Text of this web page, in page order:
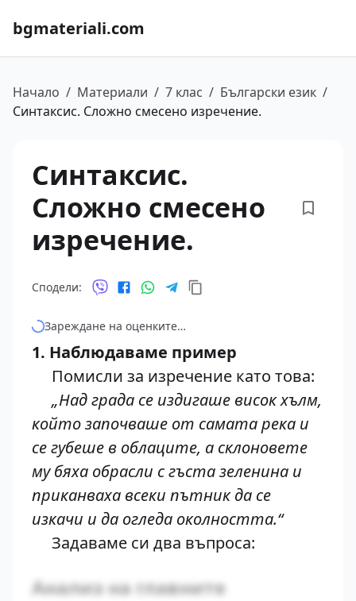
bgmateriali.com
Начало / Материали / 7 клас / Български език /
Синтаксис. Сложно смесено изречение.
Синтаксис.
Сложно смесено
изречение.
Сподели:
Зареждане на оценките…
1. Наблюдаваме пример
Помисли за изречение като това:
„Над града се издигаше висок хълм,
който започваше от самата река и
се губеше в облаците, а склоновете
му бяха обрасли с гъста зеленина и
приканваха всеки пътник да се
изкачи и да огледа околността.“
Задаваме си два въпроса:
Анализ на главните